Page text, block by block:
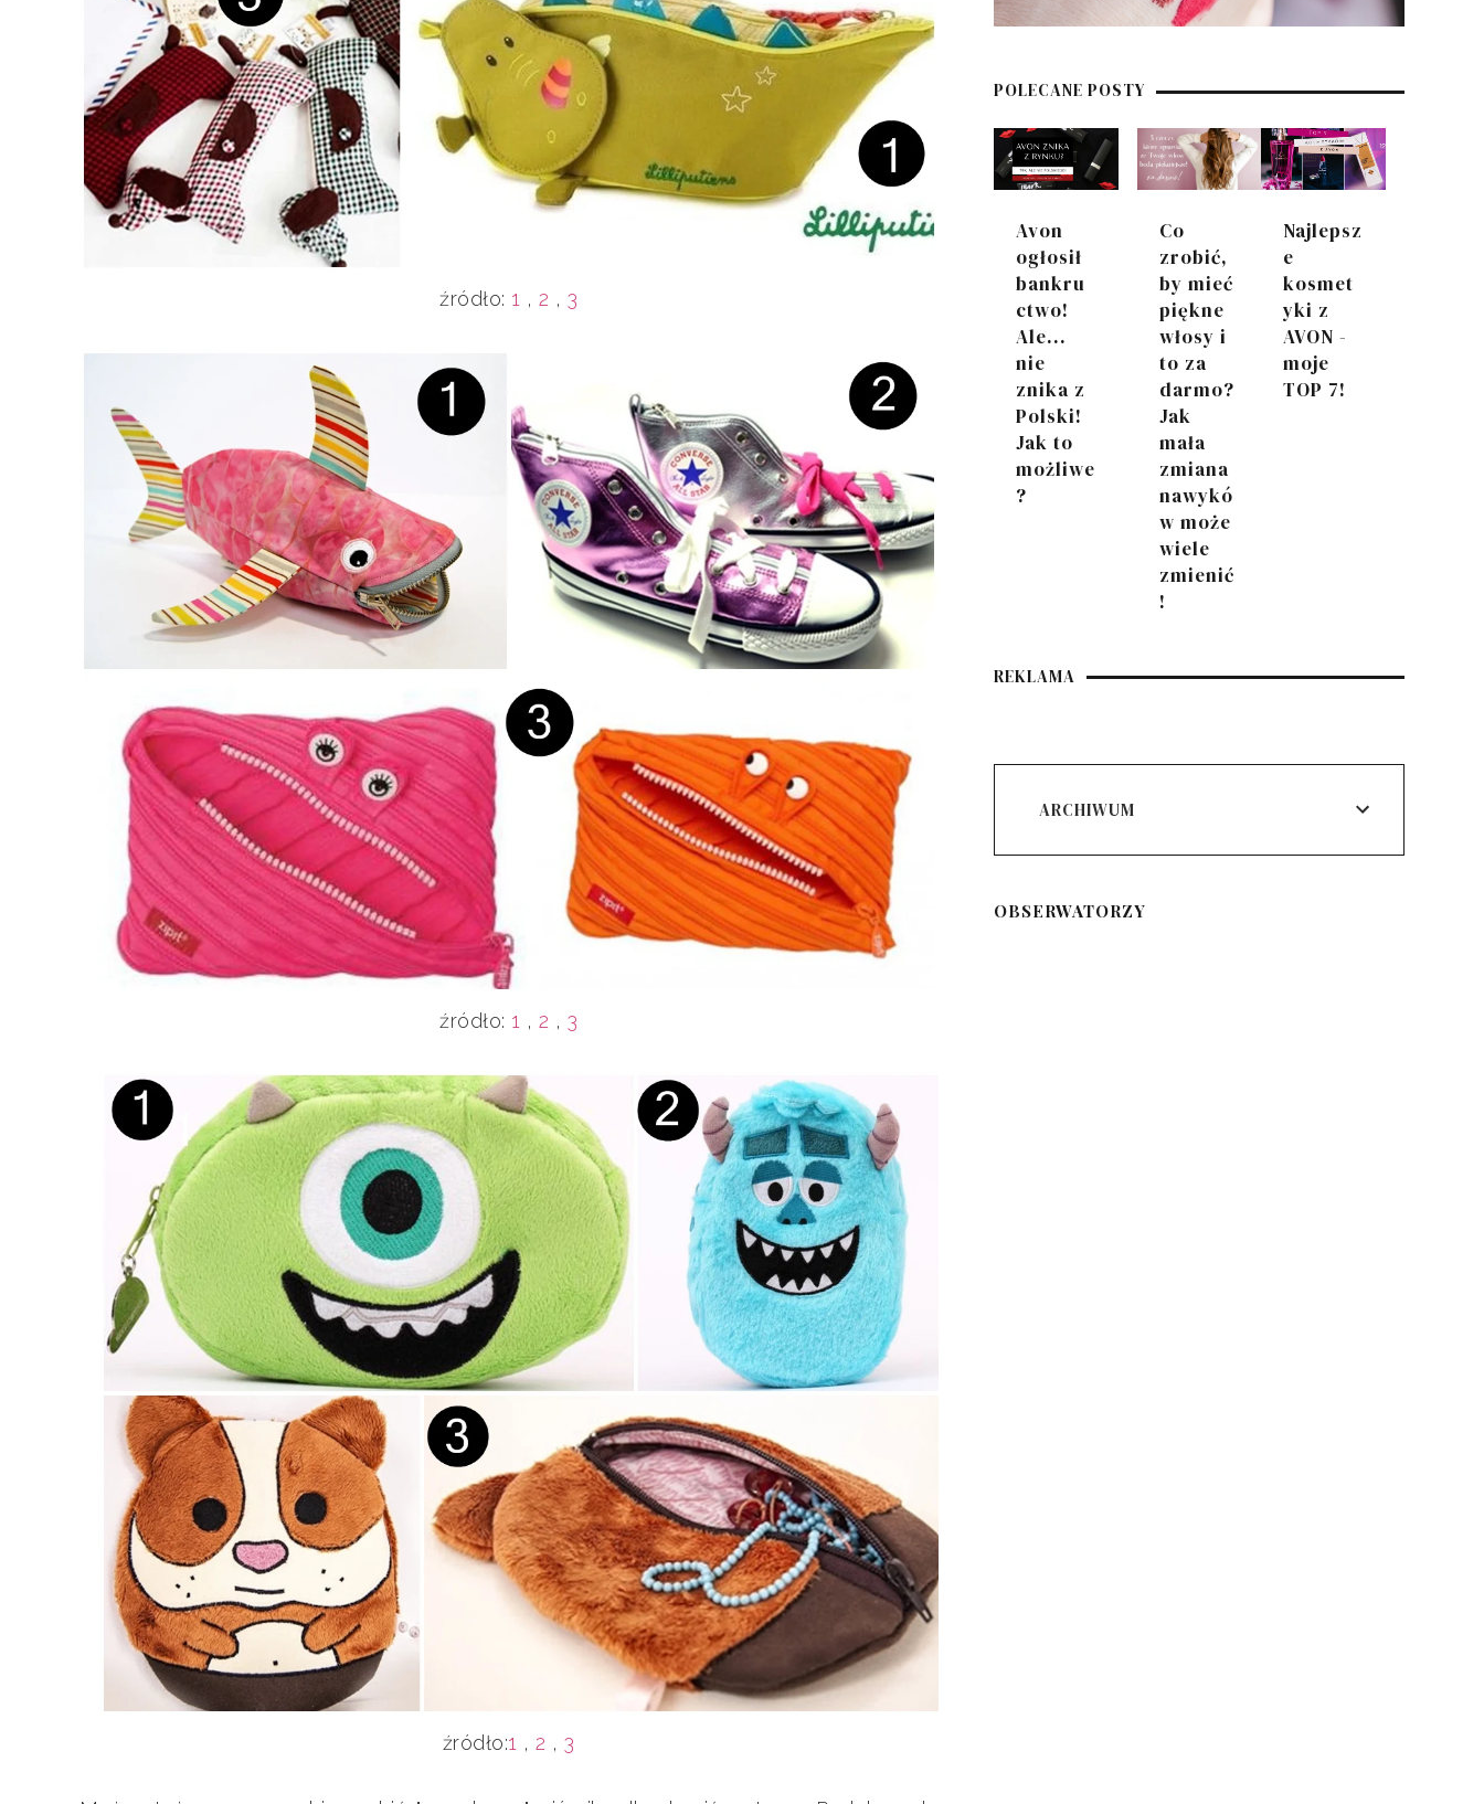
źródło: 1 ,2 ,3
źródło: 1 ,2 ,3
źródło:1 ,2 ,3
POLECANE POSTY
Avon
ogłosił
bankru
ctwo!
Ale...
nie
znika z
Polski!
Jak to
możliwe
?
Co
zrobić,
by mieć
piękne
włosy i
to za
darmo?
Jak
mała
zmiana
nawykó
w może
wiele
zmienić
!
Najlepsz
e
kosmet
yki z
AVON -
moje
TOP 7!
REKLAMA
ARCHIWUM
OBSERWATORZY